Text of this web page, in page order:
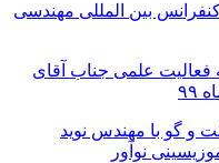
بین المللی مهندسی
فعالیت علمی جناب آقای
و گو با مهندس نوید
نوآور